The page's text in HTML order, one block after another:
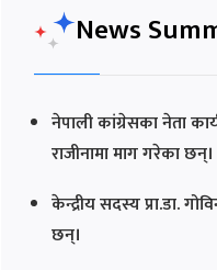
News
नेपाली कांग्रेसका नेता
राजीनामा माग गरेका छन्।
केन्द्रीय सदस्य प्रा.डा.
छन्।